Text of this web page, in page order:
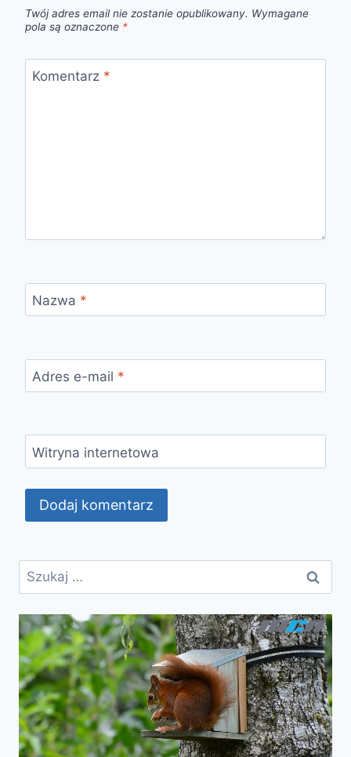
Twój adres email nie zostanie opublikowany. Wymagane
pola są oznaczone *
Komentarz *
Nazwa *
Adres e-mail *
Witryna internetowa
Szukaj: